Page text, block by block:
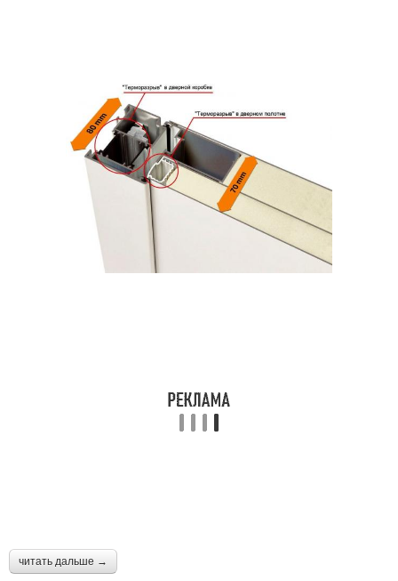
Уличная дверь
читать дальше →